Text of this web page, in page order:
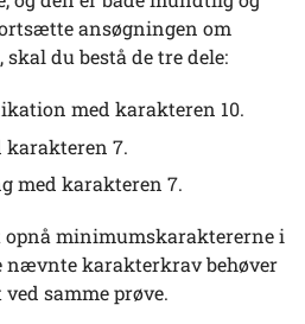
ansøgningen om
du bestå de tre dele:
med karakteren 10.
karakteren 7.
med karakteren 7.
opnå minimumskaraktererne i
nævnte karakterkrav behøver
samme prøve.